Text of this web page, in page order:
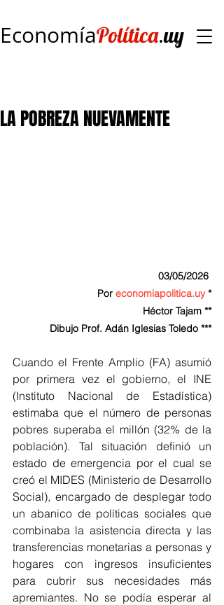
EconomíaPolítica.uy
LA POBREZA NUEVAMENTE
03/05/2026
Por economiapolitica.uy *
Héctor Tajam **
Dibujo Prof. Adán Iglesias Toledo ***
Cuando el Frente Amplio (FA) asumió
por primera vez el gobierno, el INE
(Instituto Nacional de Estadística)
estimaba que el número de personas
pobres superaba el millón (32% de la
población). Tal situación definió un
estado de emergencia por el cual se
creó el MIDES (Ministerio de Desarrollo
Social), encargado de desplegar todo
un abanico de políticas sociales que
combinaba la asistencia directa y las
transferencias monetarias a personas y
hogares con ingresos insuficientes
para cubrir sus necesidades más
apremiantes. No se podía esperar al